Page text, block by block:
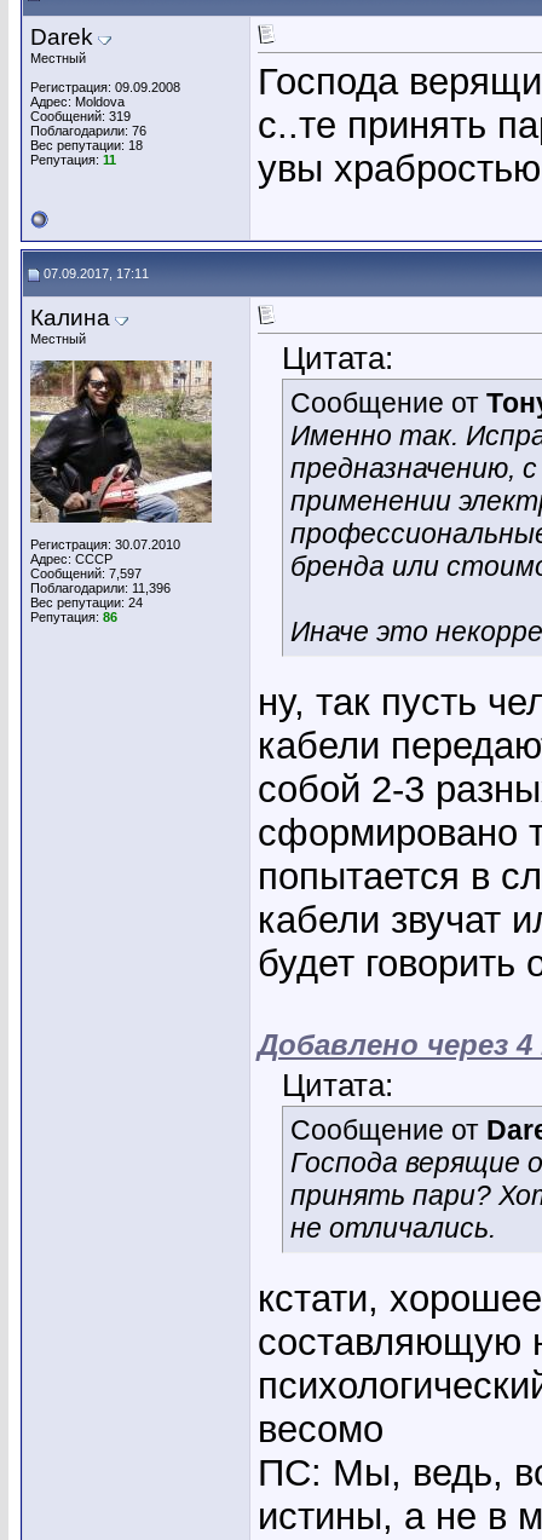
Darek
Местный
Регистрация: 09.09.2008
Адрес: Moldova
Сообщений: 319
Поблагодарили: 76
Вес репутации: 18
Репутация: 11
Господа
с..те принять
увы
07.09.2017, 17:11
Калина
Местный
Регистрация: 30.07.2010
Адрес: СССР
Сообщений: 7,597
Поблагодарили: 11,396
Вес репутации: 24
Репутация: 86
Цитата:
Сообщение от
Именно так.
предназначению,
применении
бренда или
Иначе это
ну, так пусть
кабели
собой 2-3
сформировано
попытается в
кабели звучат
будет
Добавлено через
Цитата:
Сообщение от
Господа верящие
принять пари?
не отличались.
кстати,
составляющую
весомо
ПС: Мы, ведь,
истины, а не в